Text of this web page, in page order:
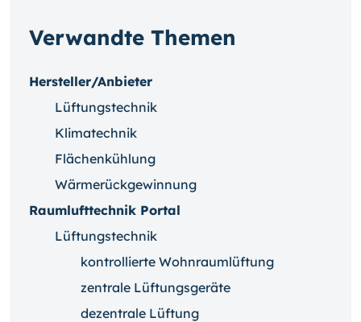
Verwandte Themen
Hersteller/Anbieter
Lüftungstechnik
Klimatechnik
Flächenkühlung
Wärmerückgewinnung
Raumlufttechnik Portal
Lüftungstechnik
kontrollierte Wohnraumlüftung
zentrale Lüftungsgeräte
dezentrale Lüftung